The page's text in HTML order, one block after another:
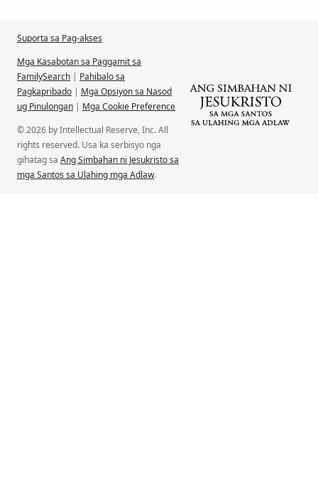
Suporta sa Pag-akses
Mga Kasabotan sa Paggamit sa
FamilySearch | Pahibalo sa
Pagkapribado | Mga Opsiyon sa Nasod
ug Pinulongan | Mga Cookie Preference
© 2026 by Intellectual Reserve, Inc. All
rights reserved. Usa ka serbisyo nga
gihatag sa Ang Simbahan ni Jesukristo sa
mga Santos sa Ulahing mga Adlaw.